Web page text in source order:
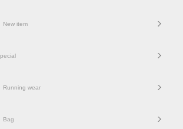
New item
Running wear
Bag